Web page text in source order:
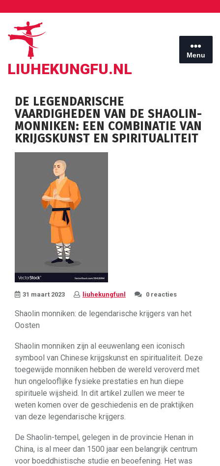
inhoud
LIUHEKUNGFU.NL
Menu
DE LEGENDARISCHE
VAARDIGHEDEN VAN DE SHAOLIN-
MONNIKEN: EEN COMBINATIE VAN
KRIJGSKUNST EN SPIRITUALITEIT
31 maart 2023 liuhekungfunl 0 reacties
Shaolin monniken: de legendarische krijgers van het
Oosten
Shaolin monniken zijn al eeuwenlang een iconisch
symbool van Chinese krijgskunst en spiritualiteit. Deze
toegewijde monniken hebben de wereld veroverd met
hun ongelooflijke fysieke prestaties en hun diepe
spirituele wijsheid. In dit artikel zullen we meer te
weten komen over de geschiedenis en de praktijken
van deze legendarische krijgers.
De Shaolin-tempel, gelegen in de provincie Henan in
China, is al meer dan 1500 jaar een belangrijk centrum
voor boeddhistische studie en beoefening. Het was